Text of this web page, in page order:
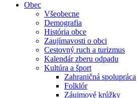
Obec
Všeobecne
Demografia
História obce
Zaujímavosti o obci
Cestovný ruch a turizmus
Kalendár zberu odpadu
Kultúra a šport
Zahraničná spolupráca
Folklór
Záujmové krúžky